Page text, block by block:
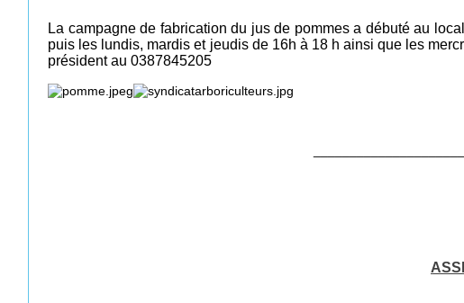
La campagne de fabrication du jus de pommes a débuté au
puis les lundis, mardis et jeudis de 16h à 18 h ainsi que les
président au 0387845205